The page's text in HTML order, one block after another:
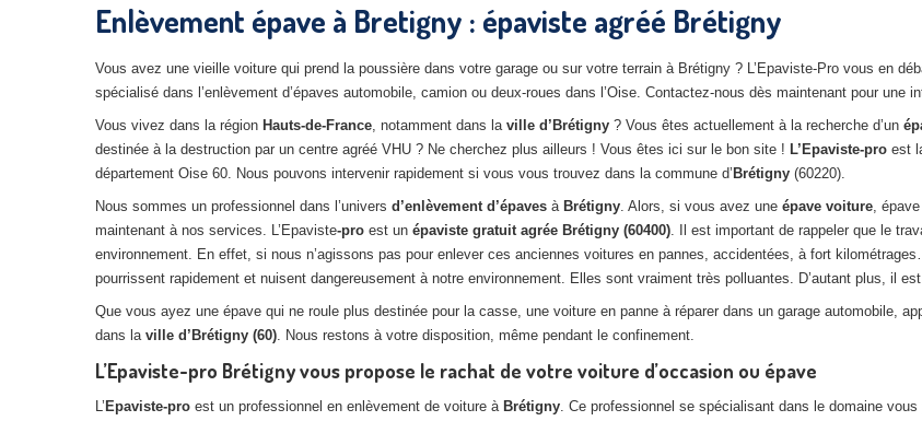
Enlèvement épave à Bretigny : épaviste agréé Brétigny
Vous avez une vieille voiture qui prend la poussière dans votre garage ou sur votre terrain à Brétigny ? L’Epaviste-Pro vous en
spécialisé dans l’enlèvement d’épaves automobile, camion ou deux-roues dans l’Oise. Contactez-nous dès maintenant pour une
Vous vivez dans la région Hauts-de-France, notamment dans la ville d’Brétigny ? Vous êtes actuellement à la recherche d’un
destinée à la destruction par un centre agréé VHU ? Ne cherchez plus ailleurs ! Vous êtes ici sur le bon site ! L’Epaviste-pro est
département Oise 60. Nous pouvons intervenir rapidement si vous vous trouvez dans la commune d’ Brétigny (60220).
Nous sommes un professionnel dans l’univers d’enlèvement d’épaves à Brétigny. Alors, si vous avez une épave voiture,
maintenant à nos services. L’Epaviste-pro est un épaviste gratuit agrée Brétigny (60400). Il est important de rappeler que le
environnement. En effet, si nous n’agissons pas pour enlever ces anciennes voitures en pannes, accidentées, à fort
pourrissent rapidement et nuisent dangereusement à notre environnement. Elles sont vraiment très polluantes. D’autant plus, il est
Que vous ayez une épave qui ne roule plus destinée pour la casse, une voiture en panne à réparer dans un garage automobile,
dans la ville d’Brétigny (60). Nous restons à votre disposition, même pendant le confinement.
L’Epaviste-pro Brétigny vous propose le rachat de votre voiture d’occasion ou épave
L’ Epaviste-pro est un professionnel en enlèvement de voiture à Brétigny. Ce professionnel se spécialisant dans le domaine